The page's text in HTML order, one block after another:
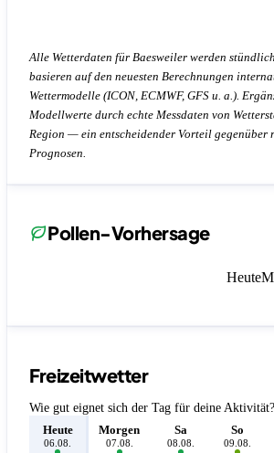
Alle Wetterdaten für Baesweiler werden
basieren auf den neuesten Berechnungen
Wettermodelle (ICON, ECMWF, GFS u. a.).
Modellwerte durch echte Messdaten von
Region — ein entscheidender Vorteil gegenüber
Prognosen.
Pollen-Vorhersage
Heute
Freizeitwetter
Wie gut eignet sich der Tag für deine Aktivität?
Heute
06.08.
Morgen
07.08.
Sa
08.08.
So
09.08.